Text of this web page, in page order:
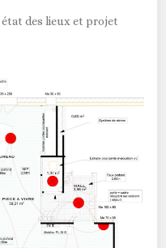
état des lieux et projet